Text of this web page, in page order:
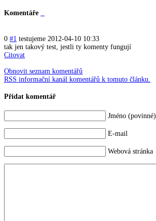
Komentáře
0 #1 testujeme 2012-04-10 10:33
tak jen takový test, jestli ty komenty fungují
Citovat
Obnovit seznam komentářů
RSS informační kanál komentářů k tomuto článku.
Přidat komentář
Jméno (povinné)
E-mail
Webová stránka